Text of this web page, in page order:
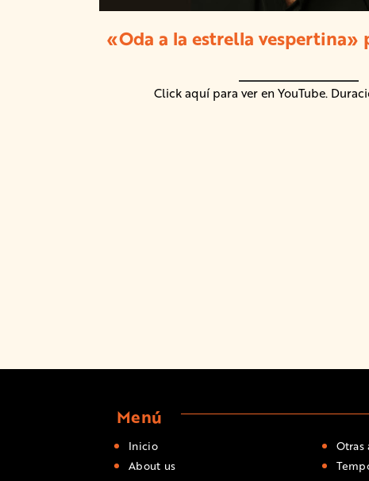
«Oda a la estrella vespertina»
Click aquí para ver en YouTube.
Menú
Inicio
About us
Otras